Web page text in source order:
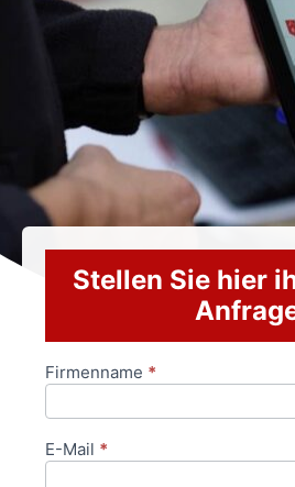
Stellen Sie hier
Anfrageformular
Firmenname *
E-Mail *